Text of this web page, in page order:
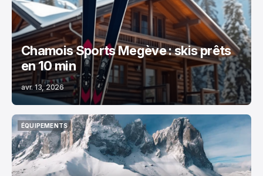
Chamois Sports Megève : skis prêts
en 10 min
avr. 13, 2026
ÉQUIPEMENTS
ÉQUIPEMENTS